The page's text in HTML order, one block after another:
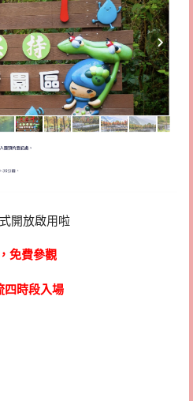
開放啟用啦
免費參觀
四時段入場